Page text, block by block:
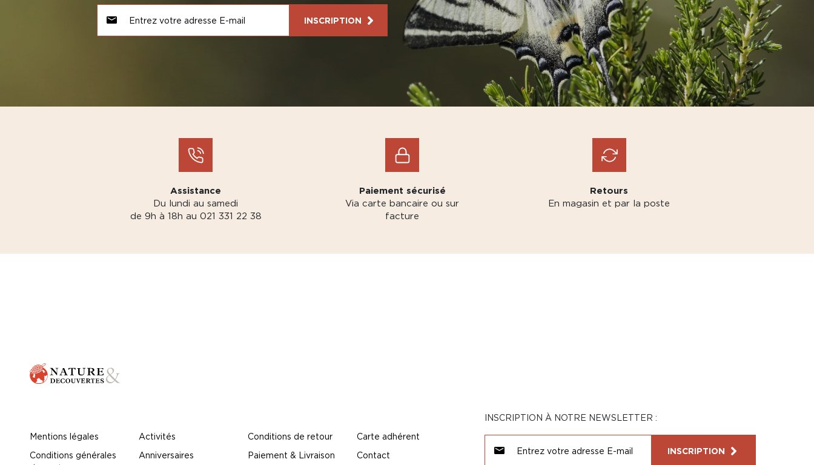
INSCRIPTION
Assistance
Du lundi au samedi
de 9h à 18h au 021 331 22 38
Paiement sécurisé
Via carte bancaire ou sur
facture
Retours
En magasin et par la poste
Mentions légales
Conditions générales
Activités
Anniversaires
Conditions de retour
Paiement & Livraison
Carte adhérent
Contact
INSCRIPTION À NOTRE NEWSLETTER :
INSCRIPTION